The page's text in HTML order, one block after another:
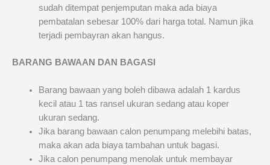
sudah ditempat penjemputan maka ada biaya
pembatalan sebesar 100% dari harga total. Namun jika
terjadi pembayran akan hangus.
BARANG BAWAAN DAN BAGASI
Barang bawaan yang boleh dibawa adalah 1 kardus
kecil atau 1 tas ransel ukuran sedang atau koper
ukuran sedang.
Jika barang bawaan calon penumpang melebihi batas,
maka akan ada biaya tambahan untuk bagasi.
Jika calon penumpang menolak untuk membayar